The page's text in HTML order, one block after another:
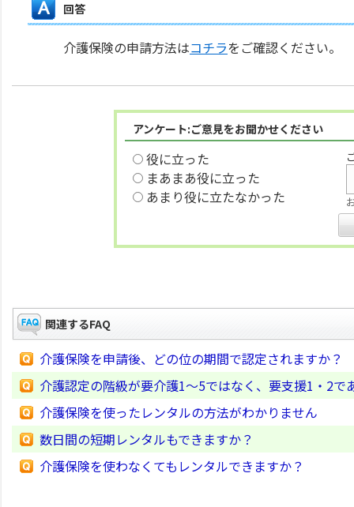
回答
介護保険の申請方法はコチラをご確認ください。
アンケート:ご意見をお聞かせください
役に立った
まあまあ役に立った
あまり役に立たなかった
関連するFAQ
介護保険を申請後、どの位の期間で認定されますか？
介護認定の階級が要介護1～5ではなく、要支援1・2で
介護保険を使ったレンタルの方法がわかりません
数日間の短期レンタルもできますか？
介護保険を使わなくてもレンタルできますか？